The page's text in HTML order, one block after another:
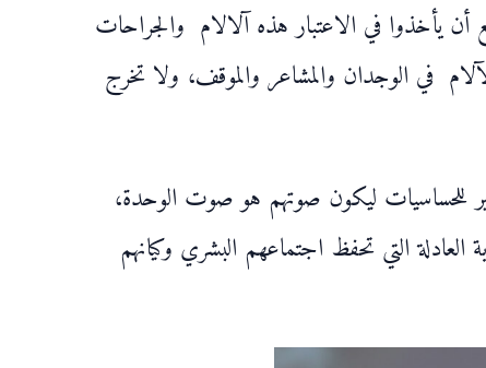
يأخذوا في الاعتبار هذه آلالام والجراحات
في الوجدان والمشاعر والموقف، ولا تخرج
للحساسيات ليكون صوتهم هو صوت الوحدة،
التي تحفظ اجتماعهم البشري وكيانهم